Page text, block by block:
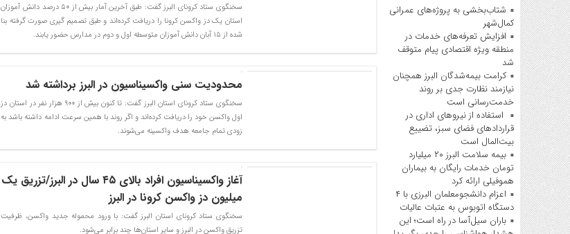
شتاب‌بخشی به پروژه‌های عمرانی
کمال‌شهر
افزایش تعرفه‌های خدمات در
منطقه ویژه اقتصادی پیام متوقف
شد
کرامت بیمه‌شدگان البرز همچنان
نیازمند نظارت جدی بر روند
خدمت‌رسانی است
استفاده از نیروهای اداری در
قراردادهای فضای سبز، تضییع
بیت‌المال است
بیمه سلامت البرز ۲۰ میلیارد
تومان خدمات رایگان به بیماران
هموفیلی ارائه کرد
اعزام دانشجو‌معلمان البرزی با ۴
دستگاه اتوبوس به عتبات عالیات
باران سیل‌آسا در راه است؛ این
سخنگوی ستاد کرونای البرز گفت: طبق آخرین آمار بیش از ۵۰ درصد دانش آموزان
استان یک دز واکسن کرونا را دریافت کرده‌اند و طبق تصمیم گیری صورت گرفته بنا
شده از ۱۵ آبان دانش آموزان متوسطه اول و دوم در مدارس حضور یابند.
محدودیت سنی واکسیناسیون در البرز برداشته شد
سخنگوی ستاد کرونای استان البرز گفت: تا کنون بیش از ۹۰۰ هزار نفر در استان دز
اول واکسن خود را دریافت کرده‌اند و اگر روند با همین سرعت ادامه داشته باشد به
زودی تمام جامعه هدف واکسینه می‌شوند.
آغاز واکسیناسیون افراد بالای ۴۵ سال در البرز/تزریق یک
میلیون دز واکسن کرونا در البرز
سخنگوی ستاد کرونای استان البرز گفت: با ورود محموله جدید واکسن، ظرفیت
تزریق واکسن در البرز و سایر استان‌ها چند برابر می‌شود.